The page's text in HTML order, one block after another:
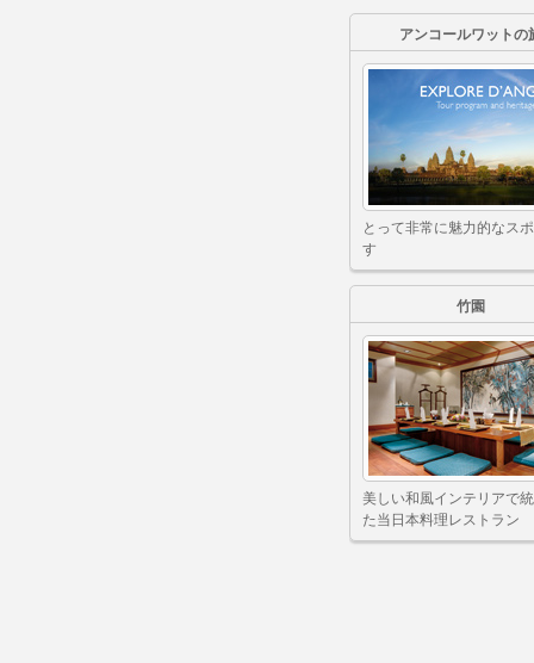
アンコールワットの
とって非常に魅力的なス
す
竹園
美しい和風インテリアで
た当日本料理レストラン